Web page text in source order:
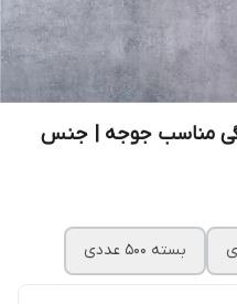
مناسب جوجه | جنس
بسته 500 عددی